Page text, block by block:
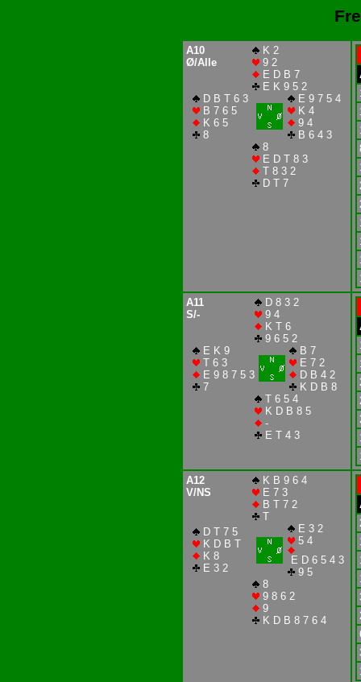
A10
Ø/Alle
K 2
9 2
E D B 7
E K 9 5 2
D B T 6 3
B 7 6 5
K 6 5
8
E 9 7 5 4
K 4
9 4
B 6 4 3
8
E D T 8 3
T 8 3 2
D T 7
A11
S/-
D 8 3 2
9 4
K T 6
9 6 5 2
E K 9
T 6 3
E 9 8 7 5 3
7
B 7
E 7 2
D B 4 2
K D B 8
T 6 5 4
K D B 8 5
-
E T 4 3
A12
V/NS
K B 9 6 4
E 7 3
B T 7 2
T
D T 7 5
K D B T
K 8
E 3 2
E 3 2
5 4
E D 6 5 4 3
9 5
8
9 8 6 2
9
K D B 8 7 6 4